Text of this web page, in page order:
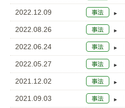
2022.12.09
2022.08.26
2022.06.24
2022.05.27
2021.12.02
2021.09.03